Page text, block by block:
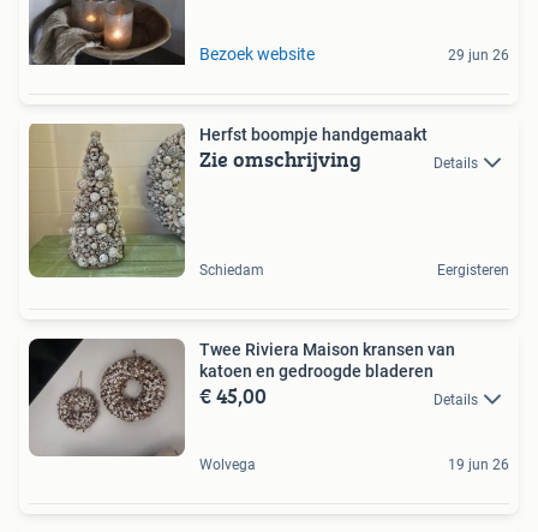
Bezoek website 29 jun 26
Herfst boompje handgemaakt
Zie omschrijving Details
Schiedam Eergisteren
Twee Riviera Maison kransen van
katoen en gedroogde bladeren
€ 45,00 Details
Wolvega 19 jun 26